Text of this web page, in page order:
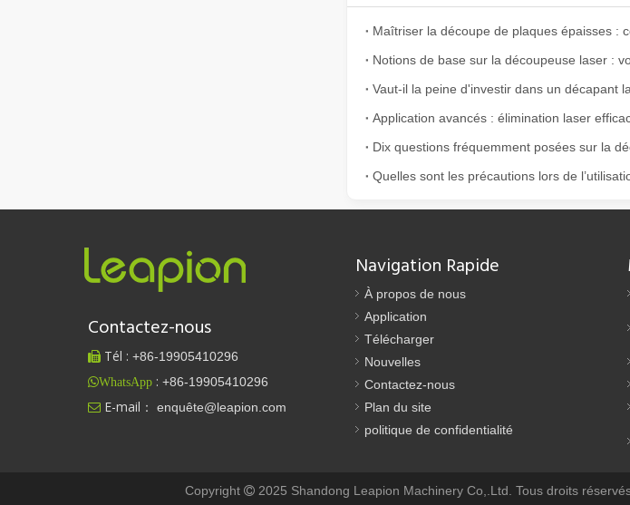
Le soudage au laser a révolutionné la fabrication moderne grâce à sa précision et son
Vaut-il la peine d'investir dans un décapant
Contactez-nous
 Tél : +86-19905410296
WhatsApp : +86-19905410296
 E-mail： enquête@leapion.com
Navigation Rapide
À propos de nous
Application
Télécharger
Nouvelles
Contactez-nous
Plan du site
politique de confidentialité
Copyright  2025 Shandong Leapion Machinery Co,.Ltd. Tous droits